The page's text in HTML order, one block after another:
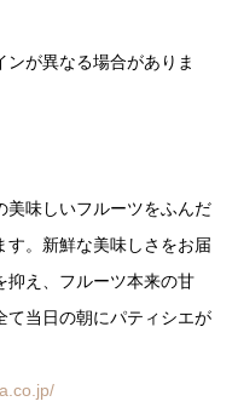
が異なる場合がありま
美味しいフルーツをふんだ
す。新鮮な美味しさをお届
抑え、フルーツ本来の甘
て当日の朝にパティシエが